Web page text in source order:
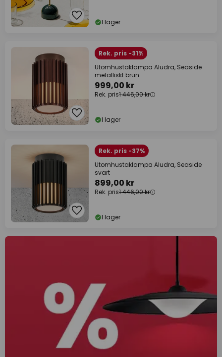
I lager
Rek. pris -31%
Utomhustaklampa Aludra, Seaside
metalliskt brun
999,00 kr
Rek. pris1 446,00 kr
I lager
Rek. pris -37%
Utomhustaklampa Aludra, Seaside
svart
899,00 kr
Rek. pris1 446,00 kr
I lager